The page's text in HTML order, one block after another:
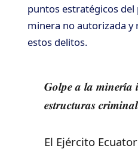
puntos estratégicos del
minera no autorizada y
estos delitos.
𝑮𝒐𝒍𝒑𝒆 𝒂 𝒍𝒂
𝒆𝒔𝒕𝒓𝒖𝒄𝒕𝒖𝒓𝒂𝒔
El Ejército